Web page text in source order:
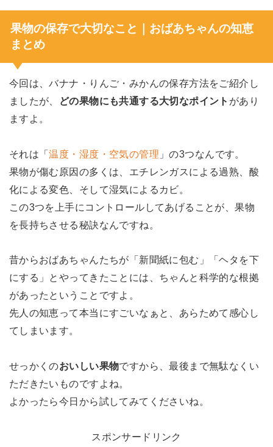
果物の保存で大切なこと｜おばあちゃんの知恵
まとめ
今回は、バナナ・りんご・みかんの保存方法をご紹介し
ましたが、
どの果物にも共通する大切なポイント があり
ますよ。
それは「温度・湿度・空気の管理 」の3つなんです。
果物が傷む原因の多くは、エチレンガスによる過熟、酸
化による変色、そして湿気によるカビ。
この3つを上手にコントロールしてあげることが、果物
を長持ちさせる秘訣なんですね。
昔からおばあちゃんたちが「新聞紙に包む」「ヘタを下
にする」とやってきたことには、ちゃんと科学的な根拠
があったということですよ。
先人の知恵って本当にすごいなぁと、あらためて感心し
てしまいます。
せっかくのおいしい果物ですから、最後まで無駄なくい
ただきたいものですよね。
よかったら今日から試してみてくださいね。
スポンサードリンク